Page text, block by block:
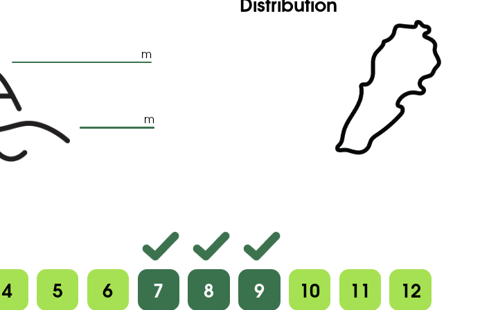
m
m
4 5 6 7 8 9 10 11 12